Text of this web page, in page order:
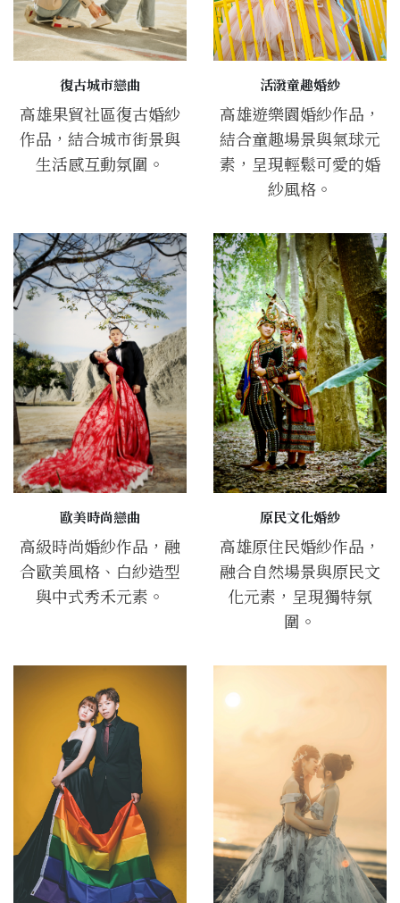
復古城市戀曲
高雄果貿社區復古婚紗
作品，結合城市街景與
生活感互動氛圍。
活潑童趣婚紗
高雄遊樂園婚紗作品，
結合童趣場景與氣球元
素，呈現輕鬆可愛的婚
紗風格。
歐美時尚戀曲
高級時尚婚紗作品，融
合歐美風格、白紗造型
與中式秀禾元素。
原民文化婚紗
高雄原住民婚紗作品，
融合自然場景與原民文
化元素，呈現獨特氛
圍。